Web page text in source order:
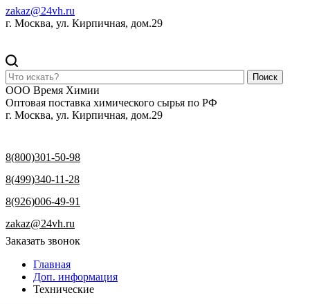
zakaz@24vh.ru
г. Москва, ул. Кирпичная, дом.29
Поиск
ООО Время Химии
Оптовая поставка химического сырья по РФ
г. Москва, ул. Кирпичная, дом.29
8(800)301-50-98
8(499)340-11-28
8(926)006-49-91
zakaz@24vh.ru
Заказать звонок
Главная
Доп. информация
Технические